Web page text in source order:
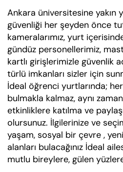
Ankara üniversitesine yakın
güvenliği her şeyden önce
kameralarımız, yurt
gündüz personellerimiz,
kartlı girişlerimizle güvenlik
türlü imkanları sizler için
İdeal öğrenci yurtlarında;
bulmakla kalmaz, aynı
etkinliklere katılma ve
olursunuz. İlgilerinize ve
yaşam, sosyal bir çevre ,
alanları bulacağınız İdeal
mutlu bireylere, gülen